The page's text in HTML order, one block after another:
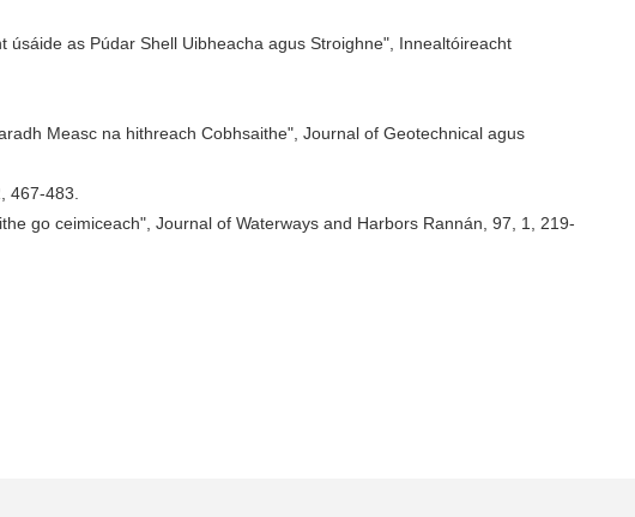
as Púdar Shell Uibheacha agus Stroighne", Innealtóireacht
Measc na hithreach Cobhsaithe", Journal of Geotechnical agus
467-483.
go ceimiceach", Journal of Waterways and Harbors Rannán, 97, 1, 219-